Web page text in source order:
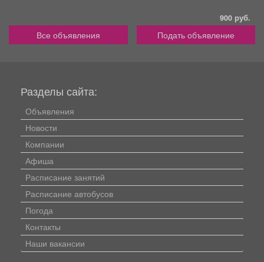
900 руб.
Все объявления Подать объявление
Разделы сайта:
Объявления
Новости
Компании
Афиша
Расписание занятий
Расписание автобусов
Погода
Контакты
Наши вакансии